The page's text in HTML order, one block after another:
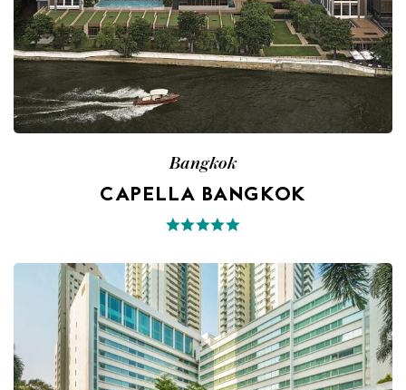
Bangkok
CAPELLA BANGKOK